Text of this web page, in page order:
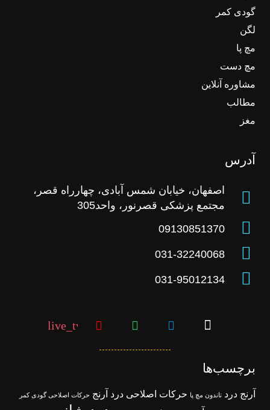
گودی کمر
لگن
مچ پا
مچ دست
مشاوره آنلاین
مطالب
مغز
آدرس
اصفهان، خیابان شمس آبادی، چهارراه قصر،
مجتمع پزشکی قصرنور، واحد305
09130851370
031-32240068
031-95012134
live_tv
برچسب‌ها
آرنج درد تاندون مچ پا حرکات اصلاحی درد آرنج حرکات اصلاحی گودی کمر